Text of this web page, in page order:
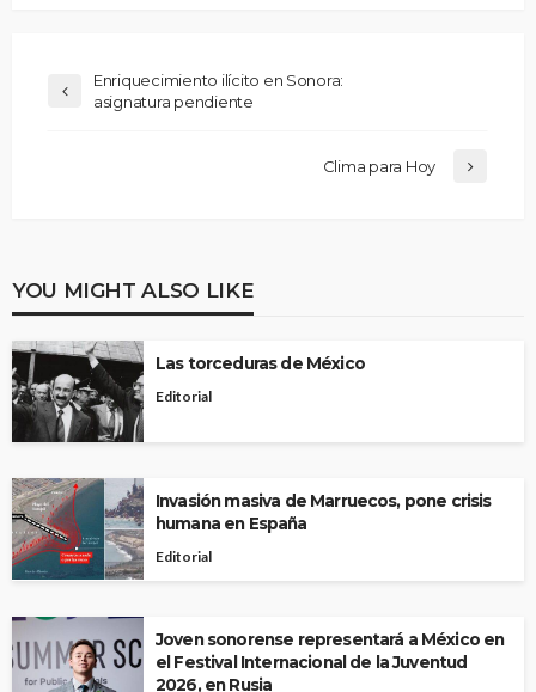
Enriquecimiento ilícito en Sonora:
asignatura pendiente
Clima para Hoy
YOU MIGHT ALSO LIKE
Las torceduras de México
Editorial
Invasión masiva de Marruecos, pone crisis
humana en España
Editorial
Joven sonorense representará a México en
el Festival Internacional de la Juventud
2026, en Rusia